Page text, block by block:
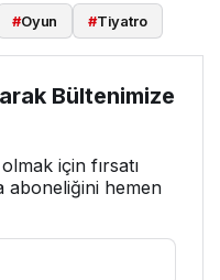
#Oyun #Tiyatro
Bültenimize
için fırsatı
aboneliğini hemen